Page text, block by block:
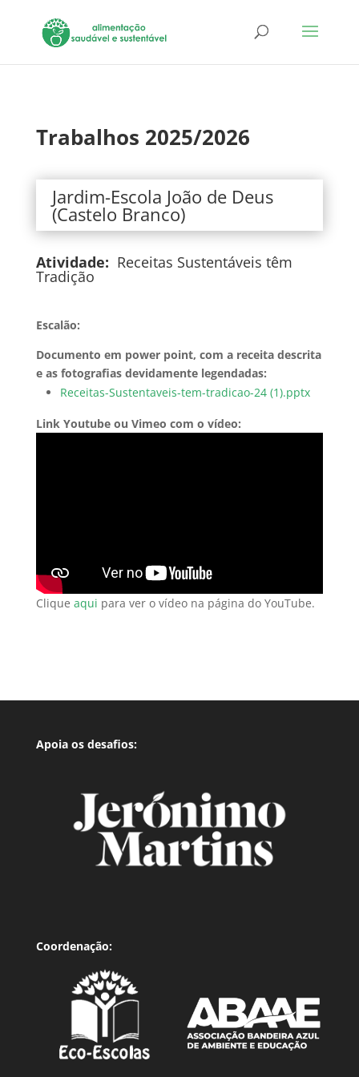
Trabalhos 2025/2026
Jardim-Escola João de Deus
(Castelo Branco)
Atividade: Receitas Sustentáveis têm
Tradição
Escalão:
Documento em power point, com a receita descrita
e as fotografias devidamente legendadas:
Receitas-Sustentaveis-tem-tradicao-24 (1).pptx
Link Youtube ou Vimeo com o vídeo:
Clique aqui para ver o vídeo na página do YouTube.
Apoia os desafios:
Coordenação: